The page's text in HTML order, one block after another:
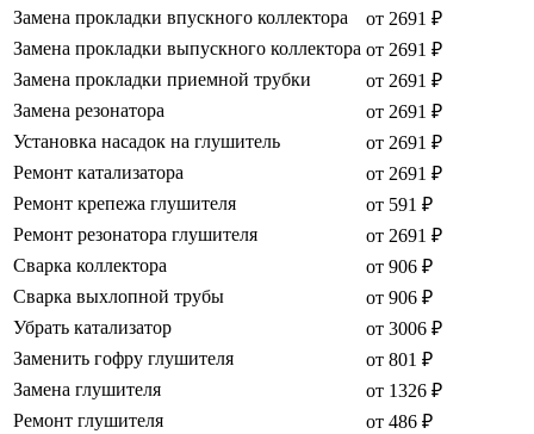
Замена прокладки впускного коллектора
от 2691 ₽
Замена прокладки выпускного коллектора от 2691 ₽
Замена прокладки приемной трубки
от 2691 ₽
Замена резонатора
от 2691 ₽
Установка насадок на глушитель
от 2691 ₽
Ремонт катализатора
от 2691 ₽
Ремонт крепежа глушителя
от 591 ₽
Ремонт резонатора глушителя
от 2691 ₽
Сварка коллектора
от 906 ₽
Сварка выхлопной трубы
от 906 ₽
Убрать катализатор
от 3006 ₽
Заменить гофру глушителя
от 801 ₽
Замена глушителя
от 1326 ₽
Ремонт глушителя
от 486 ₽